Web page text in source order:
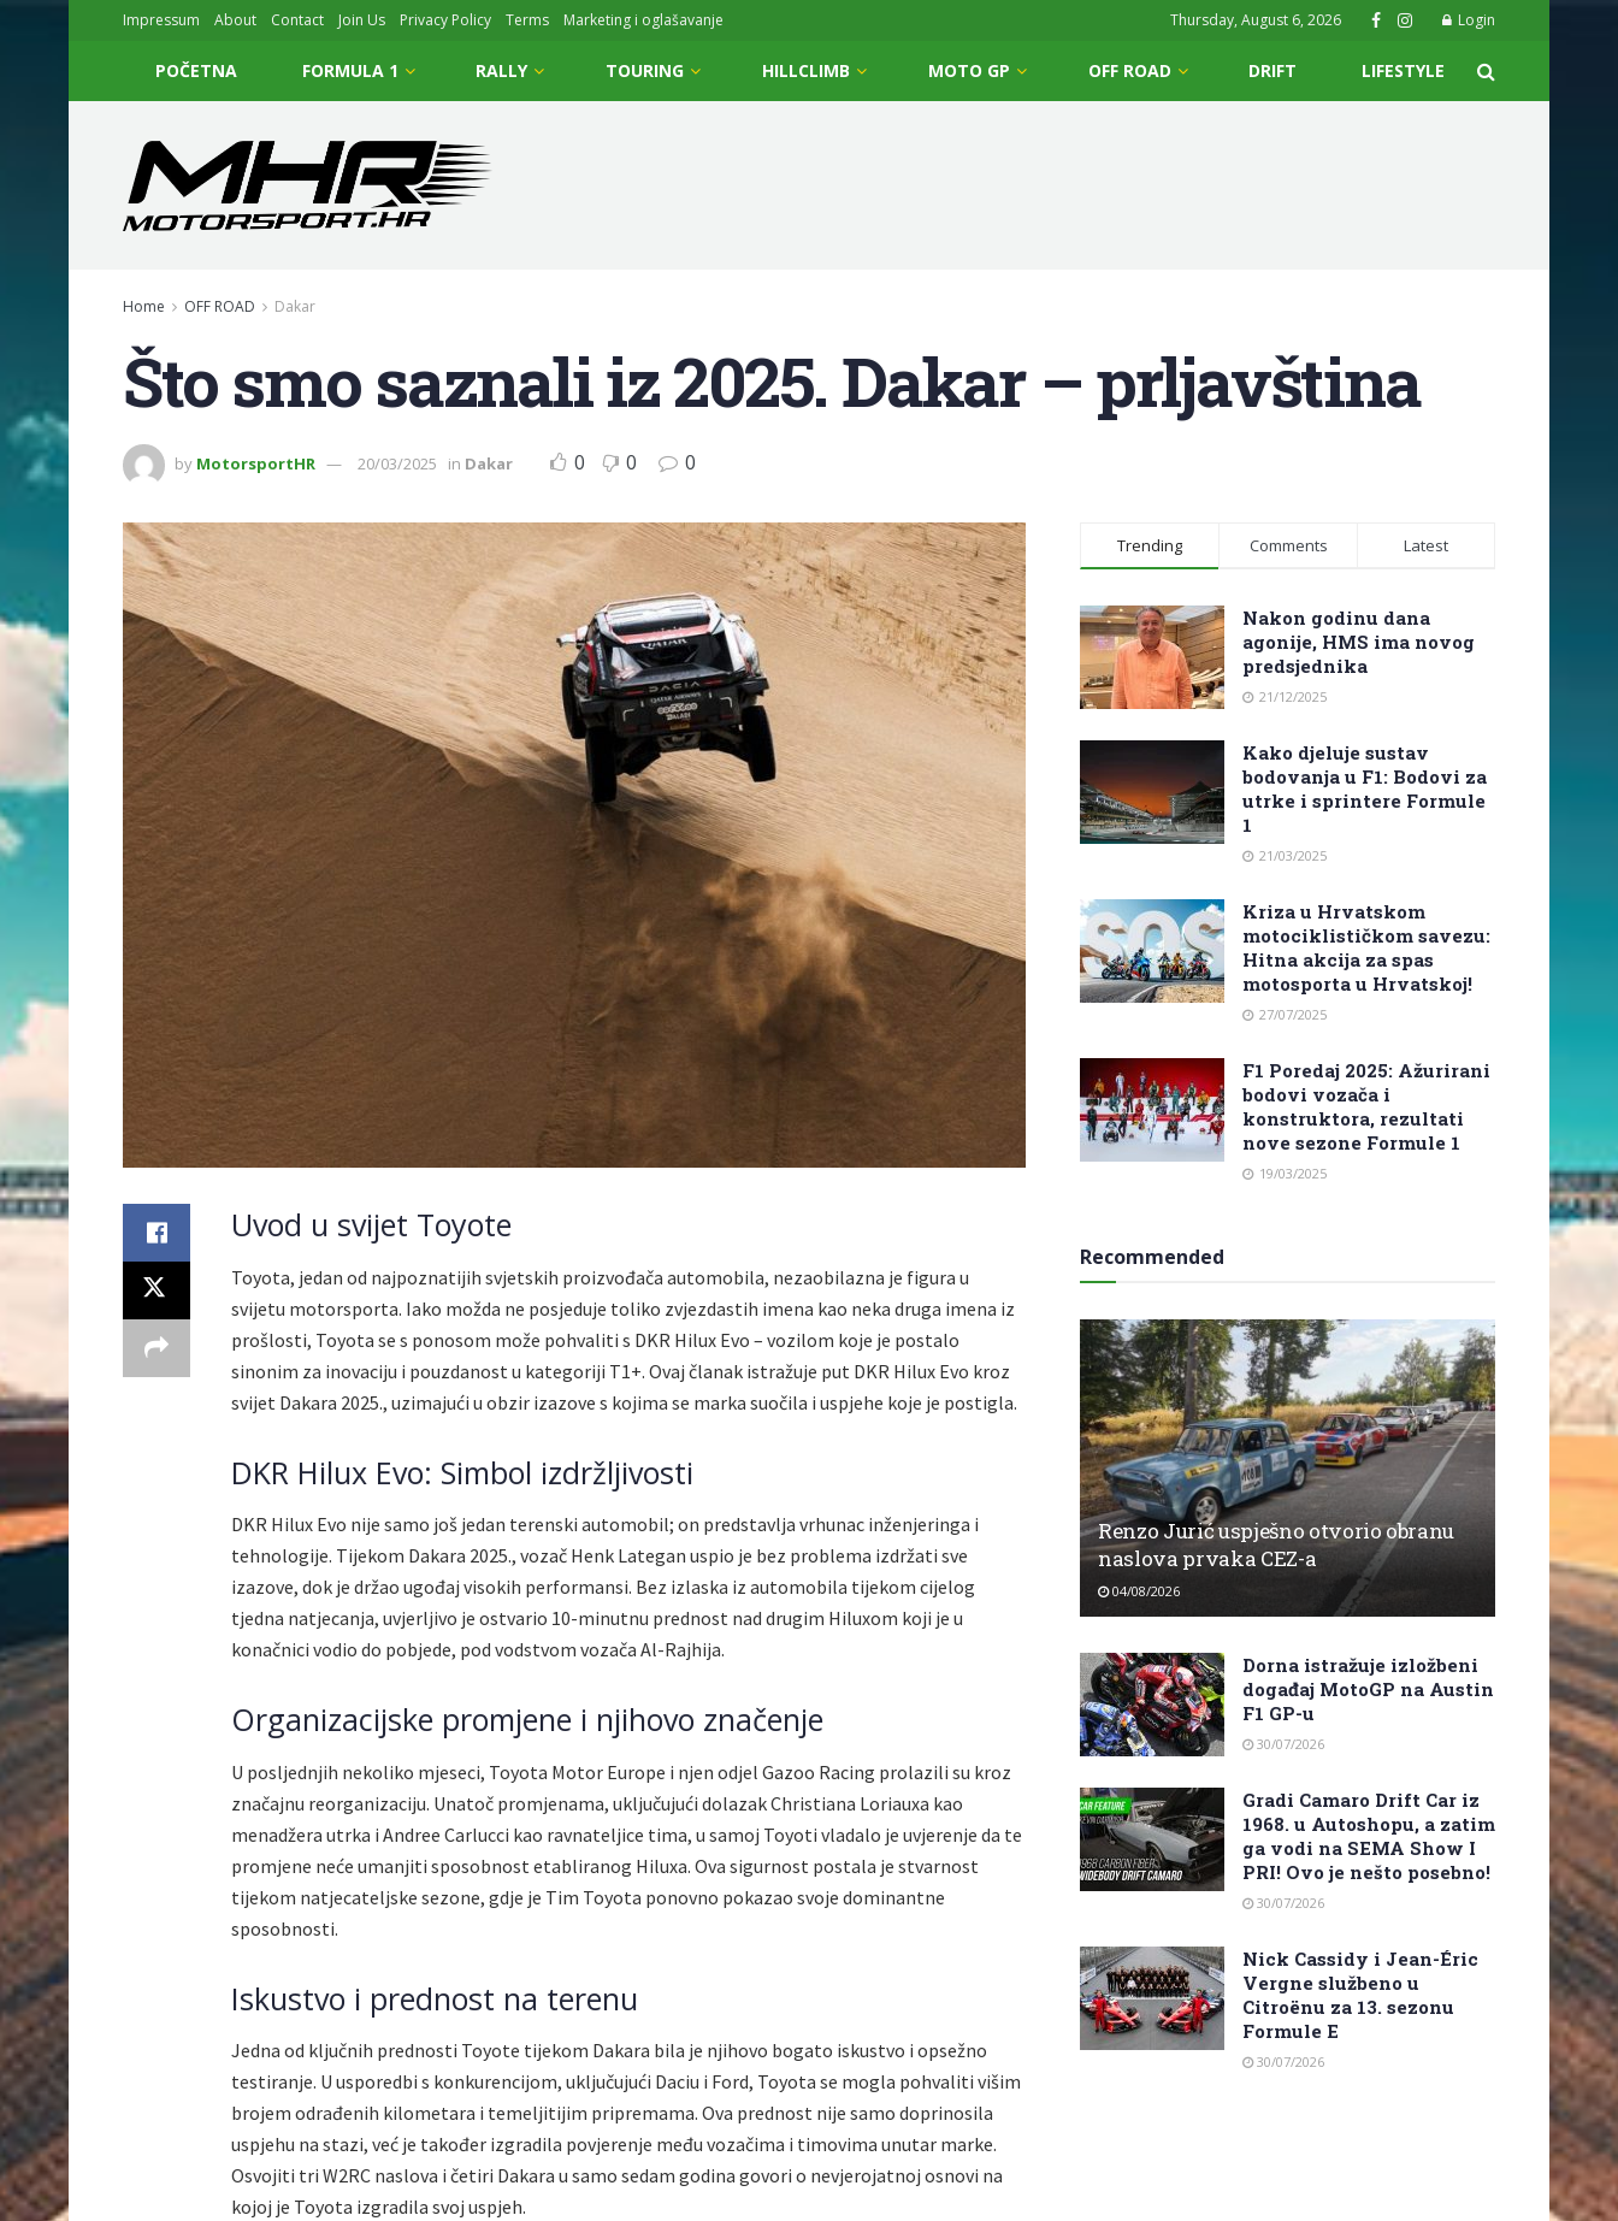
Impressum About Contact Join Us Privacy Policy Terms Marketing i oglašavanje Thursday, August 6, 2026 Login
POČETNA FORMULA 1 RALLY TOURING HILLCLIMB MOTO GP OFF ROAD DRIFT LIFESTYLE
Home OFF ROAD Dakar
Što smo saznali iz 2025. Dakar – prljavština
by MotorsportHR 20/03/2025 in Dakar 0 0 0
Uvod u svijet Toyote
Toyota, jedan od najpoznatijih svjetskih proizvođača automobila, nezaobilazna je figura u
svijetu motorsporta. Iako možda ne posjeduje toliko zvjezdastih imena kao neka druga imena iz
prošlosti, Toyota se s ponosom može pohvaliti s DKR Hilux Evo – vozilom koje je postalo
sinonim za inovaciju i pouzdanost u kategoriji T1+. Ovaj članak istražuje put DKR Hilux Evo kroz
svijet Dakara 2025., uzimajući u obzir izazove s kojima se marka suočila i uspjehe koje je postigla.
DKR Hilux Evo: Simbol izdržljivosti
DKR Hilux Evo nije samo još jedan terenski automobil; on predstavlja vrhunac inženjeringa i
tehnologije. Tijekom Dakara 2025., vozač Henk Lategan uspio je bez problema izdržati sve
izazove, dok je držao ugođaj visokih performansi. Bez izlaska iz automobila tijekom cijelog
tjedna natjecanja, uvjerljivo je ostvario 10-minutnu prednost nad drugim Hiluxom koji je u
konačnici vodio do pobjede, pod vodstvom vozača Al-Rajhija.
Organizacijske promjene i njihovo značenje
U posljednjih nekoliko mjeseci, Toyota Motor Europe i njen odjel Gazoo Racing prolazili su kroz
značajnu reorganizaciju. Unatoč promjenama, uključujući dolazak Christiana Loriauxa kao
menadžera utrka i Andree Carlucci kao ravnateljice tima, u samoj Toyoti vladalo je uvjerenje da te
promjene neće umanjiti sposobnost etabliranog Hiluxa. Ova sigurnost postala je stvarnost
tijekom natjecateljske sezone, gdje je Tim Toyota ponovno pokazao svoje dominantne
sposobnosti.
Iskustvo i prednost na terenu
Jedna od ključnih prednosti Toyote tijekom Dakara bila je njihovo bogato iskustvo i opsežno
testiranje. U usporedbi s konkurencijom, uključujući Daciu i Ford, Toyota se mogla pohvaliti višim
brojem odrađenih kilometara i temeljitijim pripremama. Ova prednost nije samo doprinosila
uspjehu na stazi, već je također izgradila povjerenje među vozačima i timovima unutar marke.
Osvojiti tri W2RC naslova i četiri Dakara u samo sedam godina govori o nevjerojatnoj osnovi na
kojoj je Toyota izgradila svoj uspjeh.
Trending Comments Latest
Nakon godinu dana
agonije, HMS ima novog
predsjednika
21/12/2025
Kako djeluje sustav
bodovanja u F1: Bodovi za
utrke i sprintere Formule
1
21/03/2025
Kriza u Hrvatskom
motociklističkom savezu:
Hitna akcija za spas
motosporta u Hrvatskoj!
27/07/2025
F1 Poredaj 2025: Ažurirani
bodovi vozača i
konstruktora, rezultati
nove sezone Formule 1
19/03/2025
Recommended
Renzo Jurić uspješno otvorio obranu
naslova prvaka CEZ-a
04/08/2026
Dorna istražuje izložbeni
događaj MotoGP na Austin
F1 GP-u
30/07/2026
Gradi Camaro Drift Car iz
1968. u Autoshopu, a zatim
ga vodi na SEMA Show I
PRI! Ovo je nešto posebno!
30/07/2026
Nick Cassidy i Jean-Éric
Vergne službeno u
Citroënu za 13. sezonu
Formule E
30/07/2026